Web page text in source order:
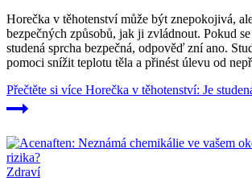
Horečka v těhotenství může být znepokojivá,
bezpečných způsobů, jak ji zvládnout. Pokud
studená sprcha bezpečná, odpověď zní ano.
pomoci snížit teplotu těla a přinést úlevu od
Přečtěte si více Horečka v těhotenství: Je
Zdraví